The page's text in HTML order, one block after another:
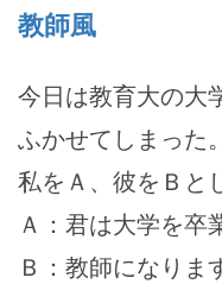
教師風
今日は教育大の大
ふかせてしまった
私をＡ、彼をＢと
Ａ：君は大学を卒
Ｂ：教師になりま